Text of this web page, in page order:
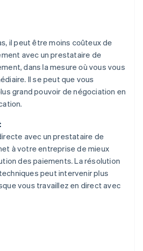
il peut être moins coûteux de
avec un prestataire de
dans la mesure où vous vous
Il se peut que vous
grand pouvoir de négociation en
avec un prestataire de
à votre entreprise de mieux
des paiements. La résolution
peut intervenir plus
vous travaillez en direct avec